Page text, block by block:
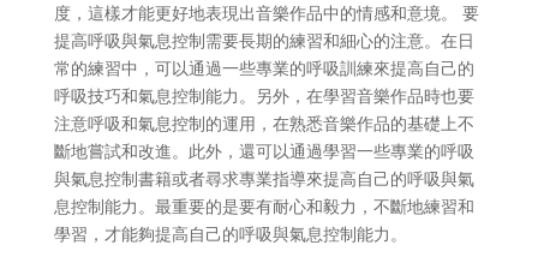
度，這樣才能更好地表現出音樂作品中的情感和意境。 要
提高呼吸與氣息控制需要長期的練習和細心的注意。在日
常的練習中，可以通過一些專業的呼吸訓練來提高自己的
呼吸技巧和氣息控制能力。另外，在學習音樂作品時也要
注意呼吸和氣息控制的運用，在熟悉音樂作品的基礎上不
斷地嘗試和改進。此外，還可以通過學習一些專業的呼吸
與氣息控制書籍或者尋求專業指導來提高自己的呼吸與氣
息控制能力。最重要的是要有耐心和毅力，不斷地練習和
學習，才能夠提高自己的呼吸與氣息控制能力。